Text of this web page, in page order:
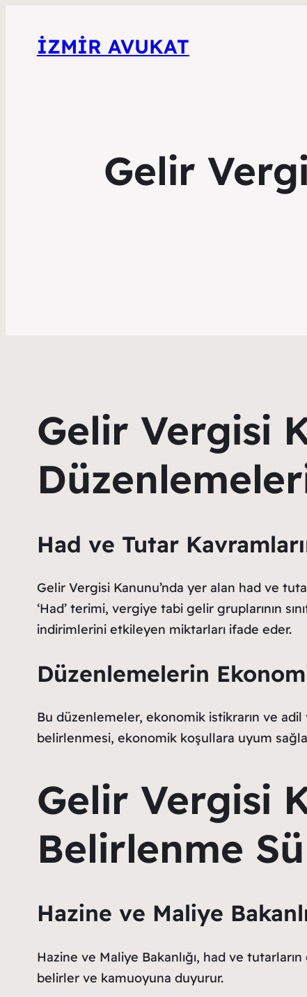
İZMIR AVUKAT
Gelir
Gelir Vergisi
Had ve Tutar
Gelir Vergisi Kanunu’nda yer alan had ve
‘Had’ terimi, vergiye tabi gelir gruplarının
indirimlerini etkileyen miktarları ifade eder.
Düzenlemelerin
Bu düzenlemeler, ekonomik istikrarın ve
belirlenmesi, ekonomik koşullara uyum
Gelir Vergisi
Belirlenme
Hazine ve Maliye
Hazine ve Maliye Bakanlığı, had ve
belirler ve kamuoyuna duyurur.